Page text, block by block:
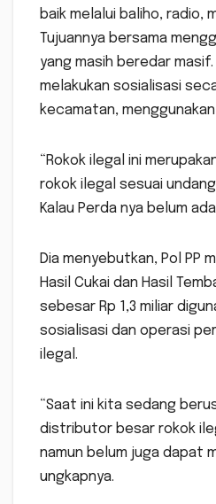
baik melalui baliho, radio,
Tujuannya bersama
yang masih beredar
melakukan sosialisasi
kecamatan, menggunakan
“Rokok ilegal ini
rokok ilegal sesuai
Kalau Perda nya belum
Dia menyebutkan, Pol PP
Hasil Cukai dan Hasil
sebesar Rp 1,3 miliar
sosialisasi dan operasi
ilegal.
“Saat ini kita sedang
distributor besar rokok
namun belum juga dapat
ungkapnya.